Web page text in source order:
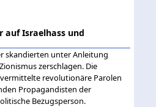
auf Israelhass und
skandierten unter Anleitung
zerschlagen. Die
revolutionäre Parolen
Propagandisten der
Bezugsperson.